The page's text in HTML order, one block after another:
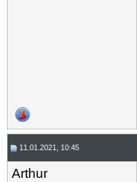
11.01.2021, 10:45
Arthur